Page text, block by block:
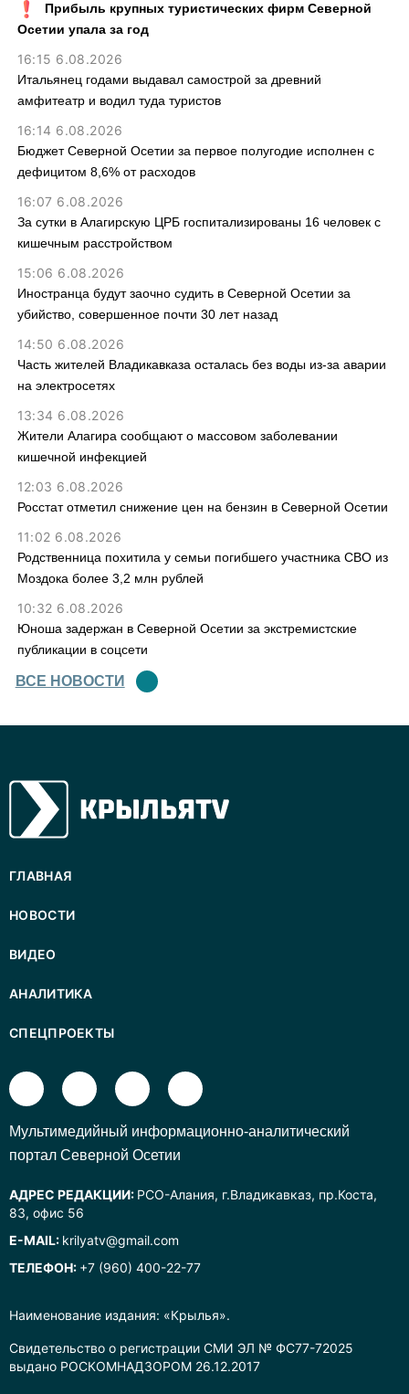
Прибыль крупных туристических фирм Северной
Осетии упала за год
16:15 6.08.2026
Итальянец годами выдавал самострой за древний
амфитеатр и водил туда туристов
16:14 6.08.2026
Бюджет Северной Осетии за первое полугодие исполнен с
дефицитом 8,6% от расходов
16:07 6.08.2026
За сутки в Алагирскую ЦРБ госпитализированы 16 человек с
кишечным расстройством
15:06 6.08.2026
Иностранца будут заочно судить в Северной Осетии за
убийство, совершенное почти 30 лет назад
14:50 6.08.2026
Часть жителей Владикавказа осталась без воды из-за аварии
на электросетях
13:34 6.08.2026
Жители Алагира сообщают о массовом заболевании
кишечной инфекцией
12:03 6.08.2026
Росстат отметил снижение цен на бензин в Северной Осетии
11:02 6.08.2026
Родственница похитила у семьи погибшего участника СВО из
Моздока более 3,2 млн рублей
10:32 6.08.2026
Юноша задержан в Северной Осетии за экстремистские
публикации в соцсети
ВСЕ НОВОСТИ
Наименование издания: «Крылья».
Свидетельство о регистрации СМИ ЭЛ № ФС77-72025
выдано РОСКОМНАДЗОРОМ 26.12.2017
ГЛАВНАЯ
НОВОСТИ
ВИДЕО
АНАЛИТИКА
СПЕЦПРОЕКТЫ
Mультимедийный информационно-аналитический
портал Северной Осетии
АДРЕС РЕДАКЦИИ: РСО-Алания, г.Владикавказ, пр.Коста,
83, офис 56
E-MAIL: krilyatv@gmail.com
ТЕЛЕФОН: +7 (960) 400-22-77